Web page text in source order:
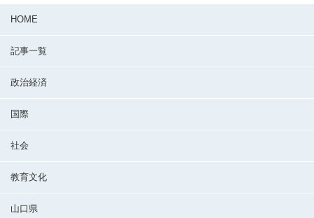
HOME
記事一覧
政治経済
国際
社会
教育文化
山口県